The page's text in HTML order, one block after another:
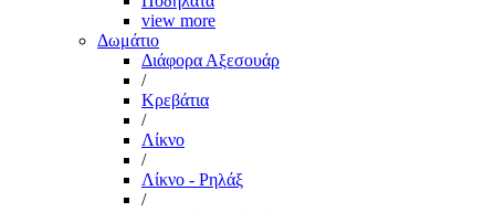
view more
Δωμάτιο
Διάφορα Αξεσουάρ
/
Κρεβάτια
/
Λίκνο
/
Λίκνο - Ρηλάξ
/